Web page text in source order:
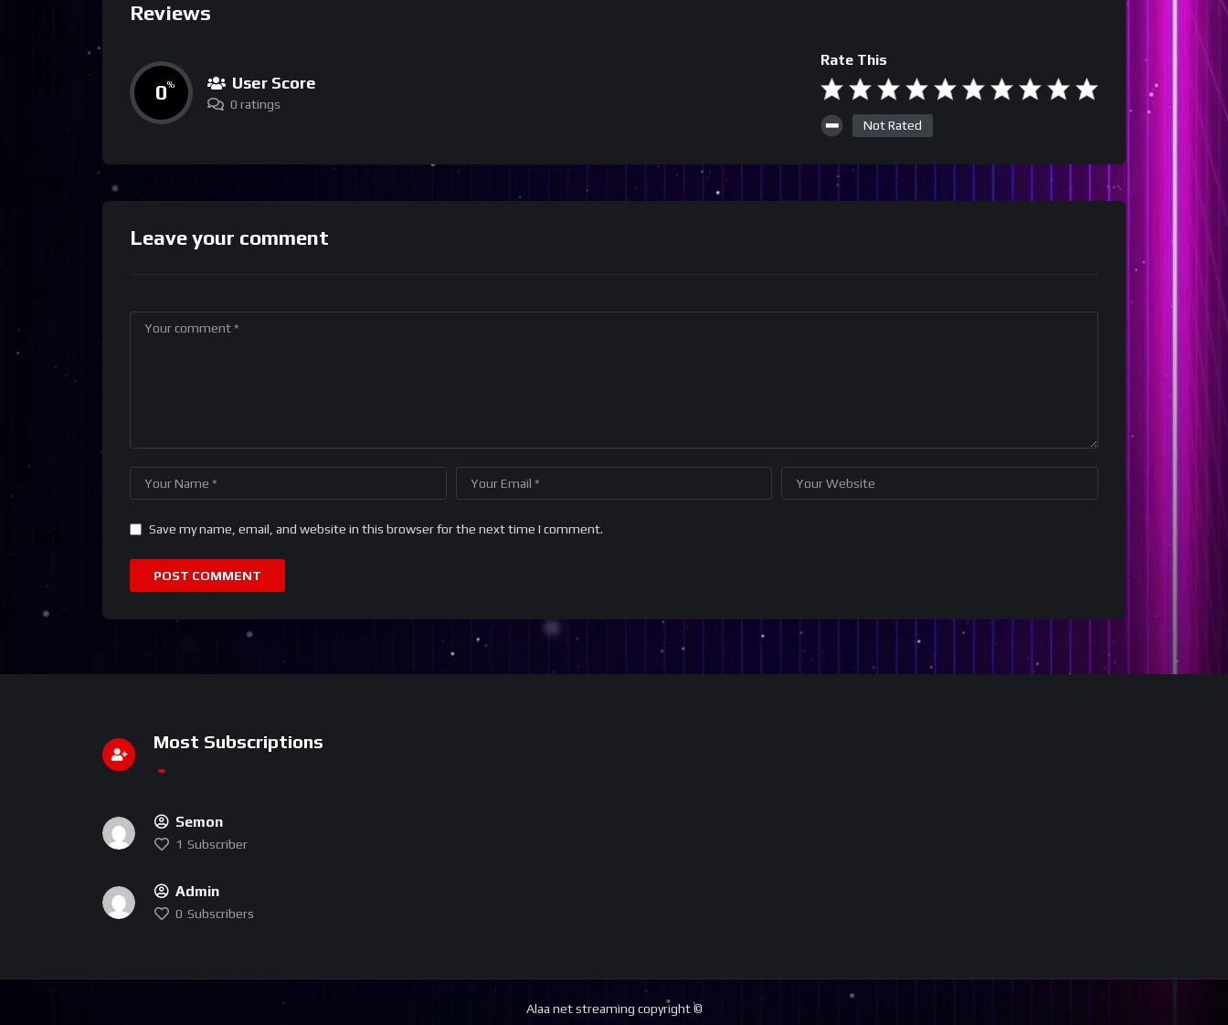
Reviews
0% User Score
0 ratings
Rate This
Not Rated
Leave your comment
Save my name, email, and website in this browser for the next time I comment.
Most Subscriptions
Semon
1 Subscriber
Admin
0 Subscribers
Alaa net streaming copyright ©️